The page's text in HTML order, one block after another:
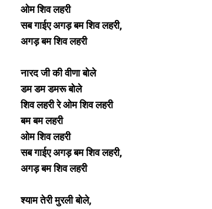
ओम शिव लहरी
सब गाईए अगड़ बम शिव लहरी,
अगड़ बम शिव लहरी
नारद जी की वीणा बोले
डम डम डमरू बोले
शिव लहरी रे ओम शिव लहरी
बम बम लहरी
ओम शिव लहरी
सब गाईए अगड़ बम शिव लहरी,
अगड़ बम शिव लहरी
श्याम तेरी मुरली बोले,